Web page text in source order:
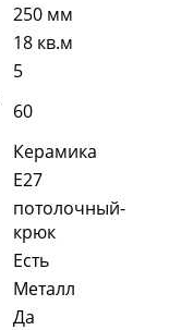
250 мм
18 кв.м
5
60
Керамика
E27
потолочный-
крюк
Есть
Металл
Да